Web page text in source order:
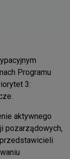
Programu
3:
aktywnego
pozarządowych,